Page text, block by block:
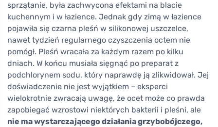
sprzątanie, była zachwycona efektami na blacie
kuchennym i w łazience. Jednak gdy zimą w łazience
pojawiła się czarna pleśń w silikonowej uszczelce,
nawet tydzień regularnego czyszczenia octem nie
pomógł. Pleśń wracała za każdym razem po kilku
dniach. W końcu musiała sięgnąć po preparat z
podchlorynem sodu, który naprawdę ją zlikwidował. Jej
doświadczenie nie jest wyjątkiem – eksperci
wielokrotnie zwracają uwagę, że ocet może co prawda
zapobiegać wzrostowi niektórych bakterii i pleśni, ale
nie ma wystarczającego działania grzybobójczego,